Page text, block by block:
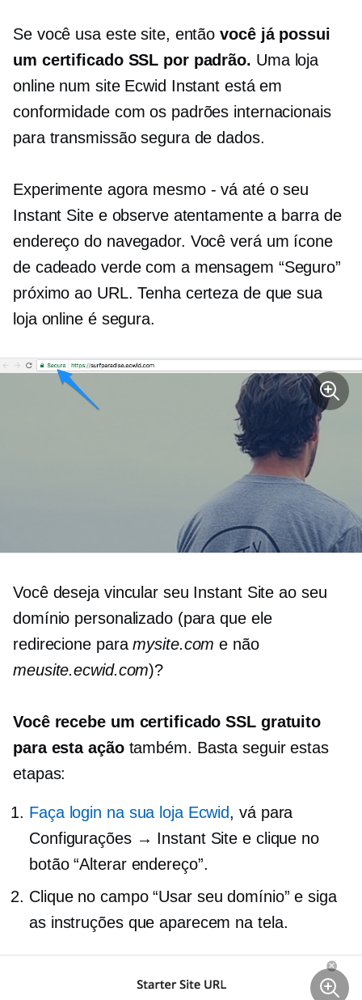
Se você usa este site, entãovocê já possui
um certificado SSL por padrão. Uma loja
online num site Ecwid Instant está em
conformidade com os padrões internacionais
para transmissão segura de dados.
Experimente agora mesmo - vá até o seu
Instant Site e observe atentamente a barra de
endereço do navegador. Você verá um ícone
de cadeado verde com a mensagem “Seguro”
próximo ao URL. Tenha certeza de que sua
loja online é segura.
Você deseja vincular seu Instant Site ao seu
domínio personalizado (para que ele
redirecione paramysite.com e não
meusite.ecwid.com)?
Você recebe um certificado SSL gratuito
para esta açãotambém. Basta seguir estas
etapas:
Faça login na sua loja Ecwid, vá para
Configurações → Instant Site e clique no
botão “Alterar endereço”.
Clique no campo “Usar seu domínio” e siga
as instruções que aparecem na tela.